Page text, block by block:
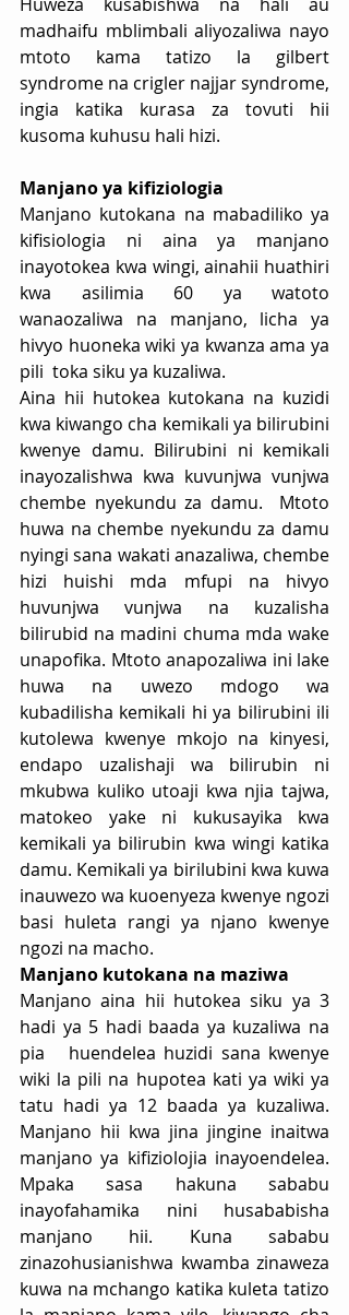
madhaifu mblimbali aliyozaliwa nayo
mtoto kama tatizo la gilbert
syndrome na crigler najjar syndrome,
ingia katika kurasa za tovuti hii
kusoma kuhusu hali hizi.
Manjano ya kifiziologia
Manjano kutokana na mabadiliko ya
kifisiologia ni aina ya manjano
inayotokea kwa wingi, ainahii huathiri
kwa asilimia 60 ya watoto
wanaozaliwa na manjano, licha ya
hivyo huoneka wiki ya kwanza ama ya
pili  toka siku ya kuzaliwa.
Aina hii hutokea kutokana na kuzidi
kwa kiwango cha kemikali ya bilirubini
kwenye damu. Bilirubini ni kemikali
inayozalishwa kwa kuvunjwa vunjwa
chembe nyekundu za damu.  Mtoto
huwa na chembe nyekundu za damu
nyingi sana wakati anazaliwa, chembe
hizi huishi mda mfupi na hivyo
huvunjwa vunjwa na kuzalisha
bilirubid na madini chuma mda wake
unapofika. Mtoto anapozaliwa ini lake
huwa na uwezo mdogo wa
kubadilisha kemikali hi ya bilirubini ili
kutolewa kwenye mkojo na kinyesi,
endapo uzalishaji wa bilirubin ni
mkubwa kuliko utoaji kwa njia tajwa,
matokeo yake ni kukusayika kwa
kemikali ya bilirubin kwa wingi katika
damu. Kemikali ya birilubini kwa kuwa
inauwezo wa kuoenyeza kwenye ngozi
basi huleta rangi ya njano kwenye
ngozi na macho.
Manjano kutokana na maziwa
Manjano aina hii hutokea siku ya 3
hadi ya 5 hadi baada ya kuzaliwa na
pia   huendelea huzidi sana kwenye
wiki la pili na hupotea kati ya wiki ya
tatu hadi ya 12 baada ya kuzaliwa.
Manjano hii kwa jina jingine inaitwa
manjano ya kifiziolojia inayoendelea.
Mpaka sasa hakuna sababu
inayofahamika nini husababisha
manjano hii. Kuna sababu
zinazohusianishwa kwamba zinaweza
kuwa na mchango katika kuleta tatizo